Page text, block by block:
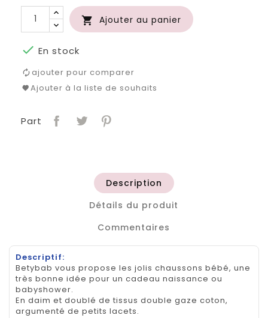
 Ajouter au panier
 En stock
ajouter pour comparer
Ajouter à la liste de souhaits
Part
Description
Détails du produit
Commentaires
Descriptif:
Betybab vous propose les jolis chaussons bébé, une
très bonne idée pour un cadeau naissance ou
babyshower.
En daim et doublé de tissus double gaze coton,
argumenté de petits lacets.